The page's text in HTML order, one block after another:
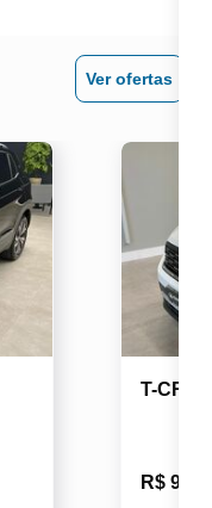
Ver ofertas
T-
R$